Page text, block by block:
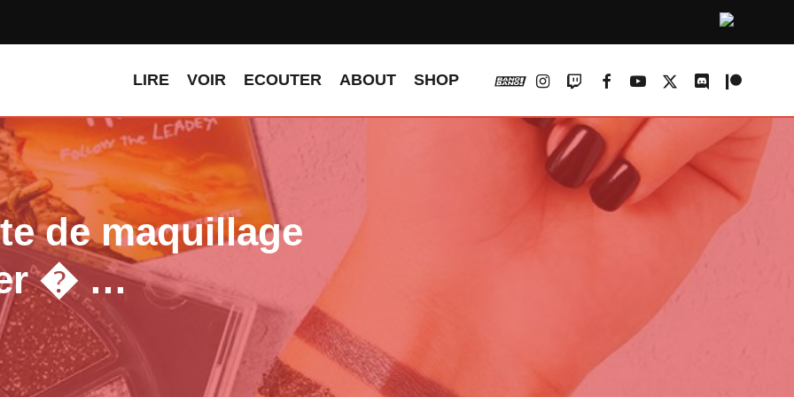
LIRE VOIR ECOUTER ABOUT SHOP vk instagram
twitchfacebookyoutube
x-
discordpatreon
de maquillage
� …